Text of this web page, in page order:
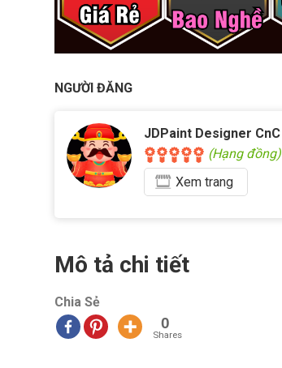
NGƯỜI ĐĂNG
JDPaint Designer CnC
(Hạng đồng)
Xem trang
Mô tả chi tiết
Chia Sẻ
0
Shares